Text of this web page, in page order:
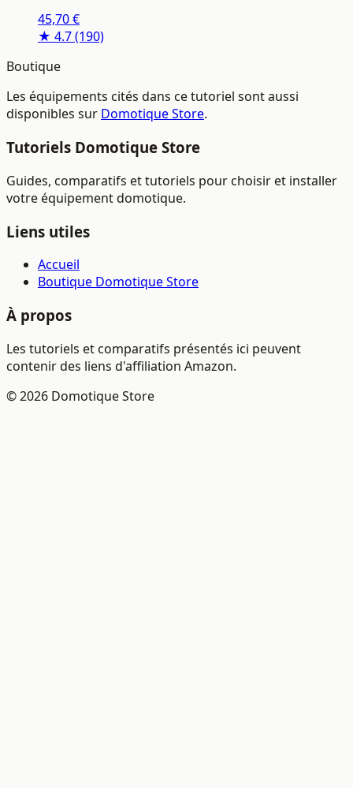
45,70 €
★ 4.7(190)
Boutique
Les équipements cités dans ce tutoriel sont aussi
disponibles sur Domotique Store.
Tutoriels Domotique Store
Guides, comparatifs et tutoriels pour choisir et installer
votre équipement domotique.
Liens utiles
Accueil
Boutique Domotique Store
À propos
Les tutoriels et comparatifs présentés ici peuvent
contenir des liens d'affiliation Amazon.
© 2026 Domotique Store